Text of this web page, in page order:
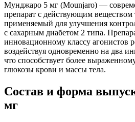
Мунджаро 5 мг (Mounjaro) —
препарат с действующим веществом
применяемый для улучшения
с сахарным диабетом 2 типа.
инновационному классу агонистов
воздействуя одновременно на два
что способствует более
глюкозы крови и массы тела.
Состав и форма
мг